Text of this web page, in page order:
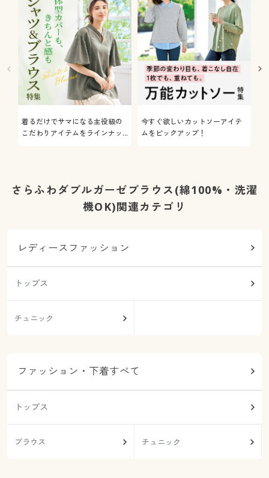
着るだけでサマになる主役級の
こだわりアイテムをラインナッ
今すぐ欲しいカットソーアイテ
ムをピックアップ！
さらふわダブルガーゼブラウス(綿100%・洗濯
機OK)関連カテゴリ
レディースファッション
トップス
チュニック
ファッション・下着すべて
トップス
ブラウス チュニック